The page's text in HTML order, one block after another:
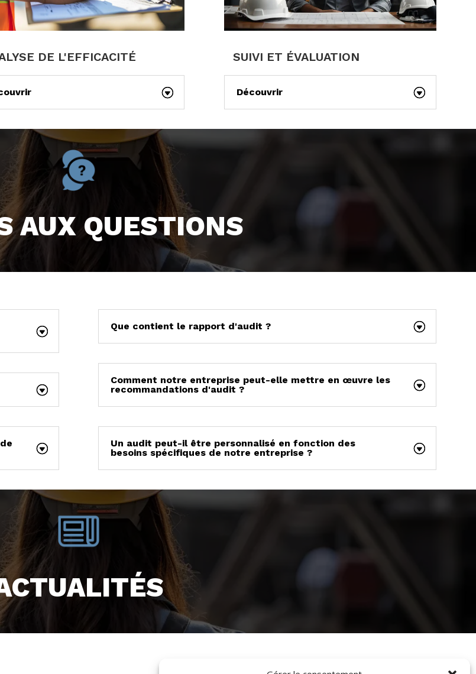
DE L'EFFICACITÉ SUIVI ET ÉVALUATION
Découvrir
AUX QUESTIONS
Que contient le rapport d'audit ?
Comment notre entreprise peut-elle mettre en œuvre les
recommandations d'audit ?
Un audit peut-il être personnalisé en fonction des
besoins spécifiques de notre entreprise ?